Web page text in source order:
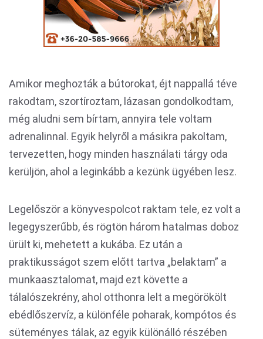
Amikor meghozták a bútorokat, éjt nappallá téve
rakodtam, szortíroztam, lázasan gondolkodtam,
még aludni sem bírtam, annyira tele voltam
adrenalinnal. Egyik helyről a másikra pakoltam,
tervezetten, hogy minden használati tárgy oda
kerüljön, ahol a leginkább a kezünk ügyében lesz.
Legelőször a könyvespolcot raktam tele, ez volt a
legegyszerűbb, és rögtön három hatalmas doboz
ürült ki, mehetett a kukába. Ez után a
praktikusságot szem előtt tartva „belaktam” a
munkaasztalomat, majd ezt követte a
tálalószekrény, ahol otthonra lelt a megörökölt
ebédlőszervíz, a különféle poharak, kompótos és
süteményes tálak, az egyik különálló részében